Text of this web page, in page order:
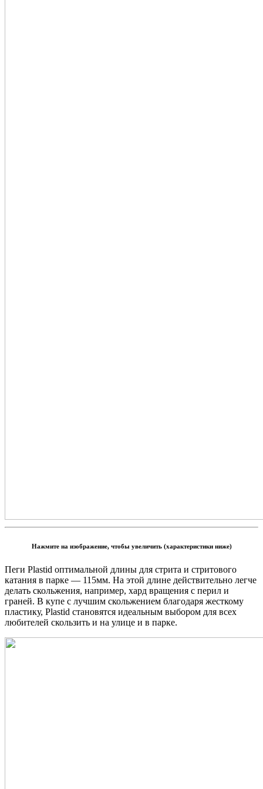
Нажмите на изображение, чтобы увеличить (характеристики ниже)
Пеги Plastid оптимальной длины для стрита и стритового
катания в парке — 115мм. На этой длине действительно легче
делать скольжения, например, хард вращения с перил и
граней. В купе с лучшим скольжением благодаря жесткому
пластику, Plastid становятся идеальным выбором для всех
любителей скользить и на улице и в парке.